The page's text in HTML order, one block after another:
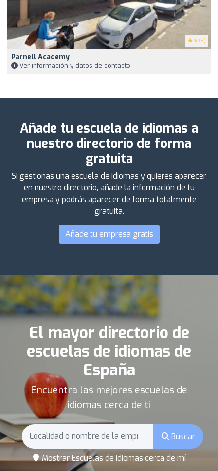
5 (6)
Parnell Academy
Ver información y datos de contacto
Añade tu escuela de idiomas a
nuestro directorio de forma
gratuita
Si gestionas una escuela de idiomas y quieres aparecer
en nuestro directorio, añade la información de tu
empresa y podrás aparecer de forma totalmente
gratuita.
Añade tu empresa gratis
El mayor directorio de
escuelas de idiomas de
España
Encuentra las mejores escuelas de
idiomas cerca de ti
Buscar
Mostrar Escuelas de idiomas cerca de mí